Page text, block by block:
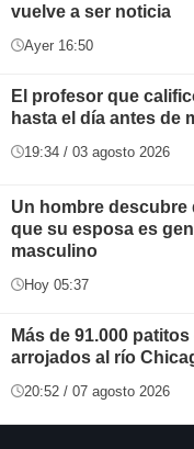
vuelve a ser noticia
Ayer 16:50
El profesor que
hasta el día antes de
19:34 / 03 agosto 2026
Un hombre descubre
que su esposa es
masculino
Hoy 05:37
Más de 91.000
arrojados al río
20:52 / 07 agosto 2026